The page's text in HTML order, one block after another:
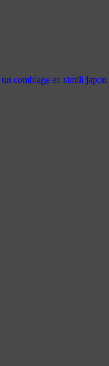
un comblage en simili japon.